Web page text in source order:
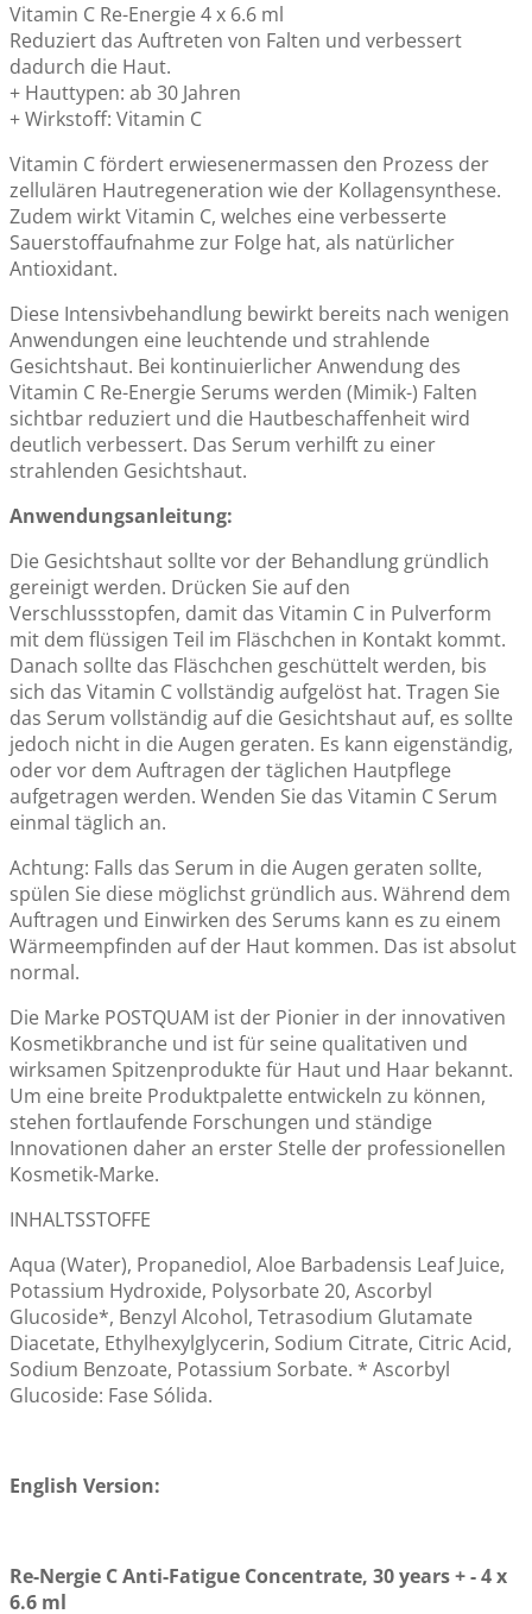
Rührschüssel-Set für Jelly Pflegemasken – mit Spatel in 5
Farben
Repair-Kur mit Kollagen und Elastin - 12 Ampullen x 3 ml
Vitamin C Re-Energie 4 x 6.6 ml
Reduziert das Auftreten von Falten und verbessert
dadurch die Haut.
+ Hauttypen: ab 30 Jahren
+ Wirkstoff: Vitamin C
Vitamin C fördert erwiesenermassen den Prozess der
zellulären Hautregeneration wie der Kollagensynthese.
Zudem wirkt Vitamin C, welches eine verbesserte
Sauerstoffaufnahme zur Folge hat, als natürlicher
Antioxidant.
Diese Intensivbehandlung bewirkt bereits nach wenigen
Anwendungen eine leuchtende und strahlende
Gesichtshaut. Bei kontinuierlicher Anwendung des
Vitamin C Re-Energie Serums werden (Mimik-) Falten
sichtbar reduziert und die Hautbeschaffenheit wird
deutlich verbessert. Das Serum verhilft zu einer
strahlenden Gesichtshaut.
Anwendungsanleitung:
Die Gesichtshaut sollte vor der Behandlung gründlich
gereinigt werden. Drücken Sie auf den
Verschlussstopfen, damit das Vitamin C in Pulverform
mit dem flüssigen Teil im Fläschchen in Kontakt kommt.
Danach sollte das Fläschchen geschüttelt werden, bis
sich das Vitamin C vollständig aufgelöst hat. Tragen Sie
das Serum vollständig auf die Gesichtshaut auf, es sollte
jedoch nicht in die Augen geraten. Es kann eigenständig,
oder vor dem Auftragen der täglichen Hautpflege
aufgetragen werden. Wenden Sie das Vitamin C Serum
einmal täglich an.
Achtung: Falls das Serum in die Augen geraten sollte,
spülen Sie diese möglichst gründlich aus. Während dem
Auftragen und Einwirken des Serums kann es zu einem
Wärmeempfinden auf der Haut kommen. Das ist absolut
normal.
Die Marke POSTQUAM ist der Pionier in der innovativen
Kosmetikbranche und ist für seine qualitativen und
wirksamen Spitzenprodukte für Haut und Haar bekannt.
Um eine breite Produktpalette entwickeln zu können,
stehen fortlaufende Forschungen und ständige
Innovationen daher an erster Stelle der professionellen
Kosmetik-Marke.
INHALTSSTOFFE
Aqua (Water), Propanediol, Aloe Barbadensis Leaf Juice,
Potassium Hydroxide, Polysorbate 20, Ascorbyl
Glucoside*, Benzyl Alcohol, Tetrasodium Glutamate
Diacetate, Ethylhexylglycerin, Sodium Citrate, Citric Acid,
Sodium Benzoate, Potassium Sorbate. * Ascorbyl
Glucoside: Fase Sólida.
English Version:
Re-Nergie C Anti-Fatigue Concentrate, 30 years + - 4 x
6.6 ml